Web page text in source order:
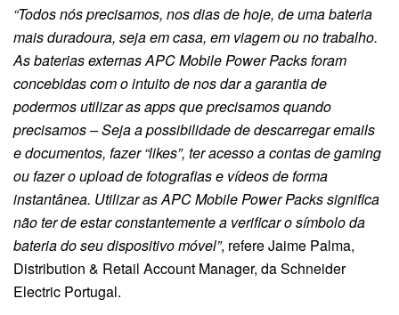
“Todos nós precisamos, nos dias de hoje, de uma bateria
mais duradoura, seja em casa, em viagem ou no trabalho.
As baterias externas APC Mobile Power Packs foram
concebidas com o intuito de nos dar a garantia de
podermos utilizar as apps que precisamos quando
precisamos – Seja a possibilidade de descarregar emails
e documentos, fazer “likes”, ter acesso a contas de gaming
ou fazer o upload de fotografias e vídeos de forma
instantânea. Utilizar as APC Mobile Power Packs significa
não ter de estar constantemente a verificar o símbolo da
bateria do seu dispositivo móvel”, refere Jaime Palma,
Distribution & Retail Account Manager, da Schneider
Electric Portugal.